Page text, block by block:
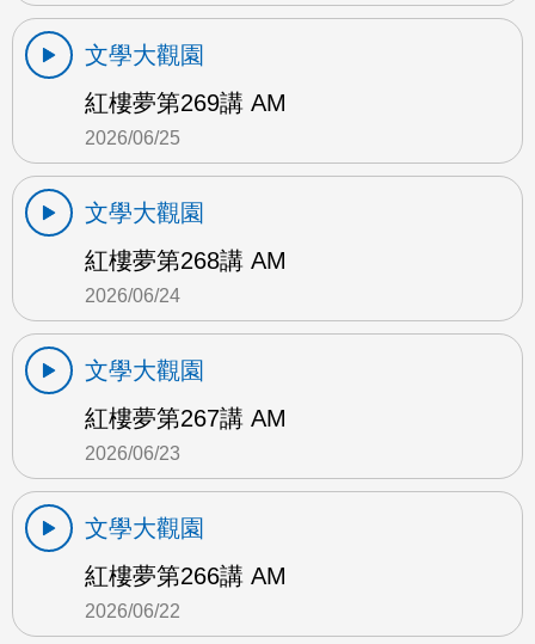
文學大觀園
紅樓夢第269講 AM
2026/06/25
文學大觀園
紅樓夢第268講 AM
2026/06/24
文學大觀園
紅樓夢第267講 AM
2026/06/23
文學大觀園
紅樓夢第266講 AM
2026/06/22